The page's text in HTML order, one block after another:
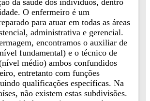
da saúde dos indivíduos, dentro
O enfermeiro é um
para atuar em todas as áreas
administrativa e gerencial.
encontramos o auxiliar de
fundamental) e o técnico de
médio) ambos confundidos
entretanto com funções
qualificações específicas. Na
não existem estas subdivisões.